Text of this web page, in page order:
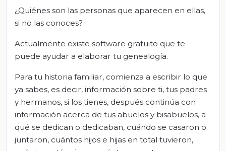
¿Quiénes son las personas que aparecen en ellas,
si no las conoces?
Actualmente existe software gratuito que te
puede ayudar a elaborar tu genealogía.
Para tu historia familiar, comienza a escribir lo que
ya sabes, es decir, información sobre ti, tus padres
y hermanos, si los tienes, después continúa con
información acerca de tus abuelos y bisabuelos, a
qué se dedican o dedicaban, cuándo se casaron o
juntaron, cuántos hijos e hijas en total tuvieron,